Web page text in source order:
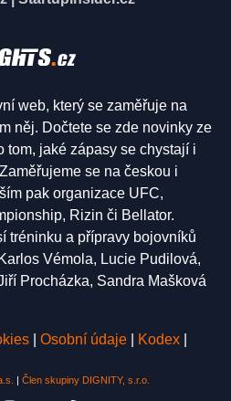
web, který se zaměřuje na
něj. Dočtete se zde novinky ze
tom, jaké zápasy se chystají i
se na českou i
pak organizace UFC,
Rizin či Bellator.
tréninku a přípravy bojovníků
Vémola, Lucie Pudilová,
Procházka, Sandra Mašková
Osobní údaje Kodex
| Člen skupiny DIGNITY, s.r.o.